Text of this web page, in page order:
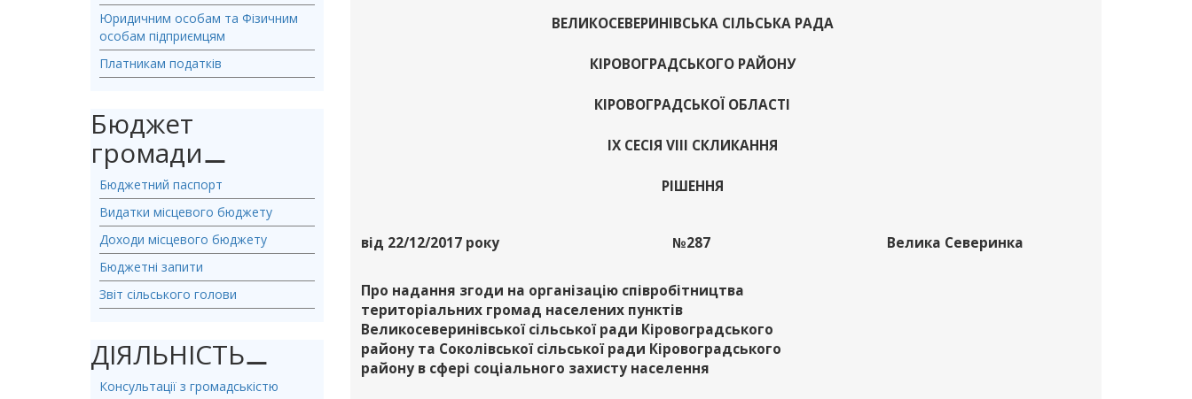
Юридичним особам та Фізичним
особам підприємцям
Платникам податків
Бюджет
громади⚊
Бюджетний паспорт
Видатки місцевого бюджету
Доходи місцевого бюджету
Бюджетні запити
Звіт сільського голови
ДІЯЛЬНІСТЬ⚊
Консультації з громадськістю
ВЕЛИКОСЕВЕРИНІВСЬКА СІЛЬСЬКА РАДА
КІРОВОГРАДСЬКОГО РАЙОНУ
КІРОВОГРАДСЬКОЇ ОБЛАСТІ
IX СЕСІЯ VIII СКЛИКАННЯ
РІШЕННЯ
від 22/12/2017 року №287 Велика Северинка
Про надання згоди на організацію співробітництва
територіальних громад населених пунктів
Великосеверинівської сільської ради Кіровоградського
району та Соколівської сільської ради Кіровоградського
району в сфері соціального захисту населення